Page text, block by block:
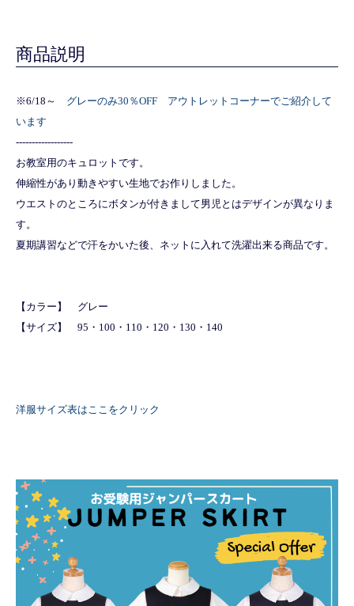
商品説明
※6/18～ グレーのみ30％OFF アウトレットコーナーでご紹介して
います
------------------
お教室用のキュロットです。
伸縮性があり動きやすい生地でお作りしました。
ウエストのところにボタンが付きまして男児とはデザインが異なりま
す。
夏期講習などで汗をかいた後、ネットに入れて洗濯出来る商品です。
【カラー】 グレー
【サイズ】 95・100・110・120・130・140
洋服サイズ表はここをクリック